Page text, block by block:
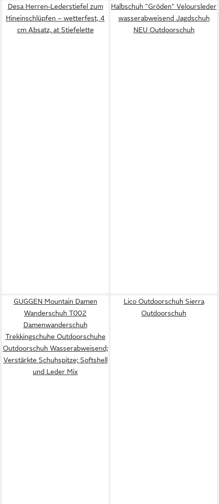
Desa Herren-Lederstiefel zum
Hineinschlüpfen – wetterfest, 4
cm Absatz, at Stiefelette
Halbschuh "Gröden" Veloursleder
wasserabweisend Jagdschuh
NEU Outdoorschuh
GUGGEN Mountain Damen
Wanderschuh T002
Damenwanderschuh
Trekkingschuhe Outdoorschuhe
Outdoorschuh Wasserabweisend;
Verstärkte Schuhspitze; Softshell
und Leder Mix
Lico Outdoorschuh Sierra
Outdoorschuh